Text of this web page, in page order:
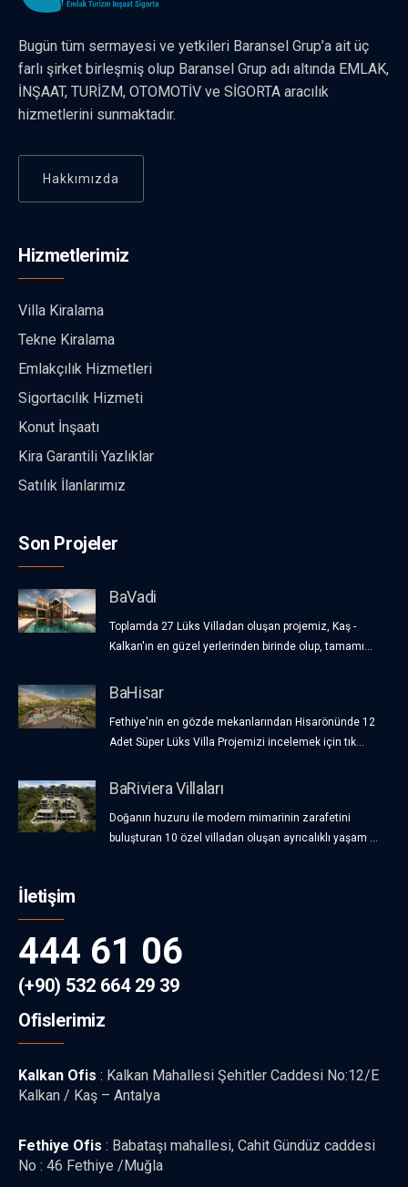
Bugün tüm sermayesi ve yetkileri Baransel Grup’a ait üç
farlı şirket birleşmiş olup Baransel Grup adı altında EMLAK,
İNŞAAT, TURİZM, OTOMOTİV ve SİGORTA aracılık
hizmetlerini sunmaktadır.
Hakkımızda
Hizmetlerimiz
Villa Kiralama
Tekne Kiralama
Emlakçılık Hizmetleri
Sigortacılık Hizmeti
Konut İnşaatı
Kira Garantili Yazlıklar
Satılık İlanlarımız
Son Projeler
BaVadi
Toplamda 27 Lüks Villadan oluşan projemiz, Kaş -
Kalkan'ın en güzel yerlerinden birinde olup, tamamı...
BaHisar
Fethiye'nin en gözde mekanlarından Hisarönünde 12
Adet Süper Lüks Villa Projemizi incelemek için tık...
BaRiviera Villaları
Doğanın huzuru ile modern mimarinin zarafetini
buluşturan 10 özel villadan oluşan ayrıcalıklı yaşam ...
İletişim
444 61 06
(+90) 532 664 29 39
Ofislerimiz
Kalkan Ofis : Kalkan Mahallesi Şehitler Caddesi No:12/E
Kalkan / Kaş – Antalya
Fethiye Ofis : Babataşı mahallesi, Cahit Gündüz caddesi
No : 46 Fethiye /Muğla